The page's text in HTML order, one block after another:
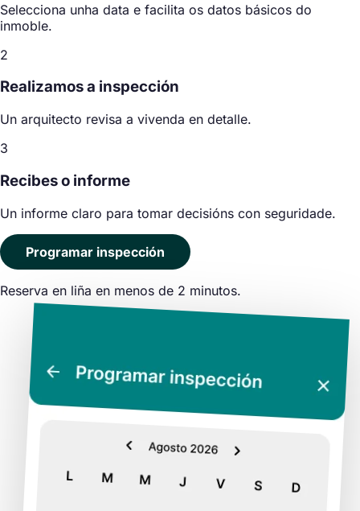
Selecciona unha data e facilita os datos básicos do
inmoble.
2
Realizamos a inspección
Un arquitecto revisa a vivenda en detalle.
3
Recibes o informe
Un informe claro para tomar decisións con seguridade.
Programar inspección
Reserva en liña en menos de 2 minutos.